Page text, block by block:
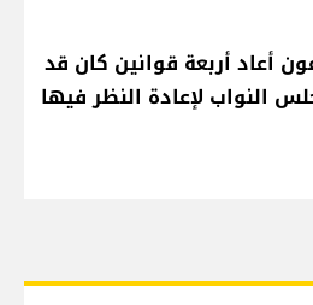
أعاد أربعة قوانين كان قد
النواب لإعادة النظر فيها